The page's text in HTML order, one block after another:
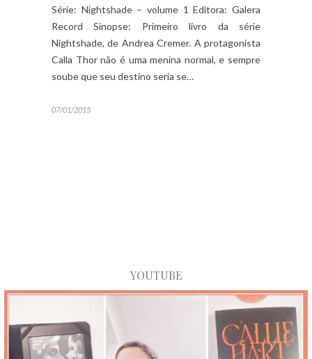
Série: Nightshade – volume 1 Editora: Galera
Record Sinopse: Primeiro livro da série
Nightshade, de Andrea Cremer. A protagonista
Calla Thor não é uma menina normal, e sempre
soube que seu destino seria se…
07/01/2015
YOUTUBE